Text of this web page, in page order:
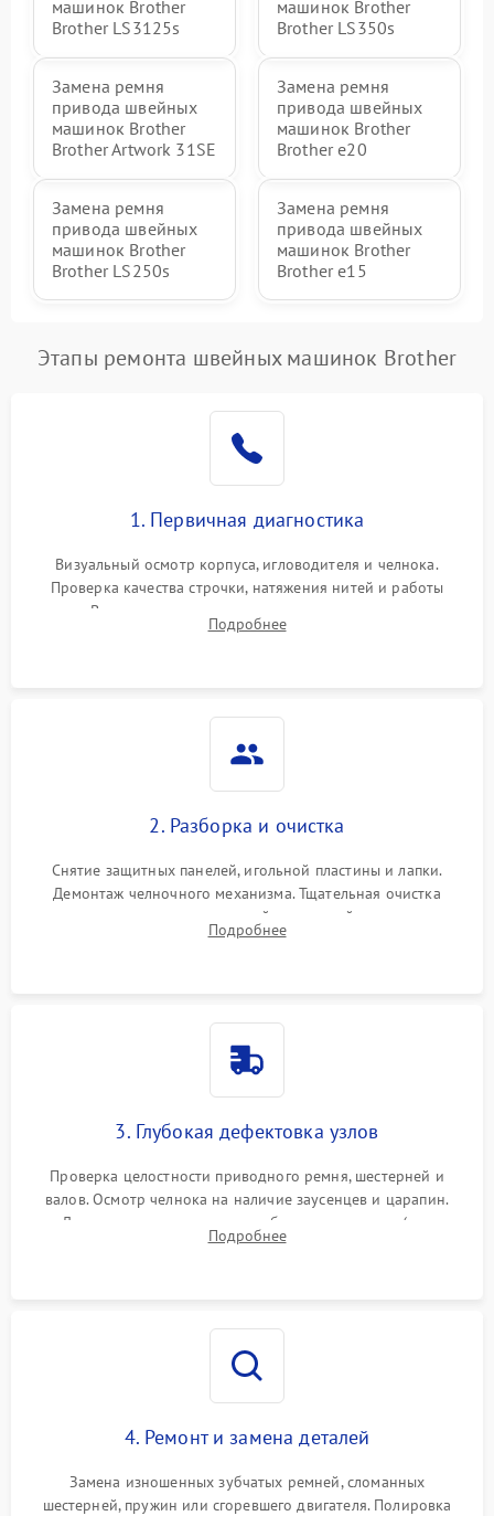
машинок Brother
Brother LS3125s
машинок Brother
Brother LS350s
Замена ремня
привода швейных
машинок Brother
Brother Artwork 31SE
Замена ремня
привода швейных
машинок Brother
Brother e20
Замена ремня
привода швейных
машинок Brother
Brother LS250s
Замена ремня
привода швейных
машинок Brother
Brother e15
Этапы ремонта швейных машинок Brother
1. Первичная диагностика
Визуальный осмотр корпуса, игловодителя и челнока.
Проверка качества строчки, натяжения нитей и работы
педали. Выявление посторонних стуков, пропусков стежков,
обрывов нити или заклинивания механизмов на тестовом
Подробнее
2. Разборка и очистка
Снятие защитных панелей, игольной пластины и лапки.
Демонтаж челночного механизма. Тщательная очистка
внутренних узлов от скопившейся тканевой пыли, очесов,
остатков старой смазки и обрывков нитей с помощью
Подробнее
3. Глубокая дефектовка узлов
Проверка целостности приводного ремня, шестерней и
валов. Осмотр челнока на наличие заусенцев и царапин.
Диагностика электромотора, блока управления (для
компьютерных машин), нитевдевателя и механизма
Подробнее
4. Ремонт и замена деталей
Замена изношенных зубчатых ремней, сломанных
шестерней, пружин или сгоревшего двигателя. Полировка